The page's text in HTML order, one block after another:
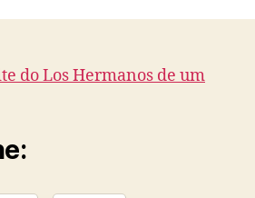
do Los Hermanos de um